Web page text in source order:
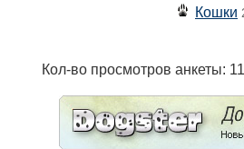
Кошки
Кол-во просмотров анкеты: